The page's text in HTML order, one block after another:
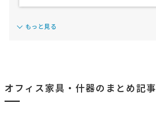
もっと見る
オフィス家具・什器のまとめ記事